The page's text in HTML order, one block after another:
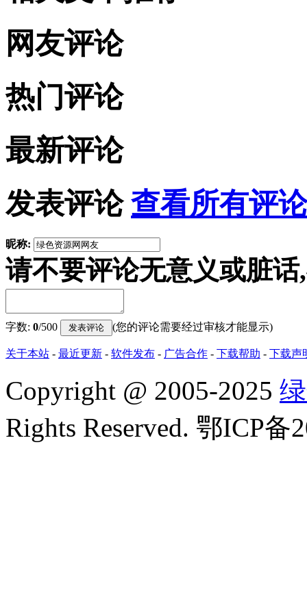
网友评论
热门评论
最新评论
发表评论 查看所有评
昵称:
请不要评论无意义或脏
字数: 0/500 (您的评论需要经过审核才能显示)
关于本站 - 最近更新 - 软件发布 - 广告合作 - 下载帮助 - 下载声
Copyright @ 2005-2025
Rights Reserved. 鄂ICP备